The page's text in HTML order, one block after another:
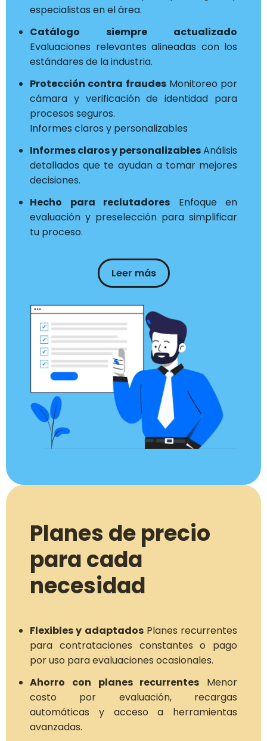
especialistas en el área.
Catálogo siempre actualizado
Evaluaciones relevantes alineadas con los
estándares de la industria.
Protección contra fraudesMonitoreo por
cámara y verificación de identidad para
procesos seguros.
Informes claros y personalizables
Informes claros y personalizablesAnálisis
detallados que te ayudan a tomar mejores
decisiones.
Hecho para reclutadores Enfoque en
evaluación y preselección para simplificar
tu proceso.
Leer más
Planes de precio
para cada
necesidad
Flexibles y adaptadosPlanes recurrentes
para contrataciones constantes o pago
por uso para evaluaciones ocasionales.
Ahorro con planes recurrentes Menor
costo por evaluación, recargas
automáticas y acceso a herramientas
avanzadas.